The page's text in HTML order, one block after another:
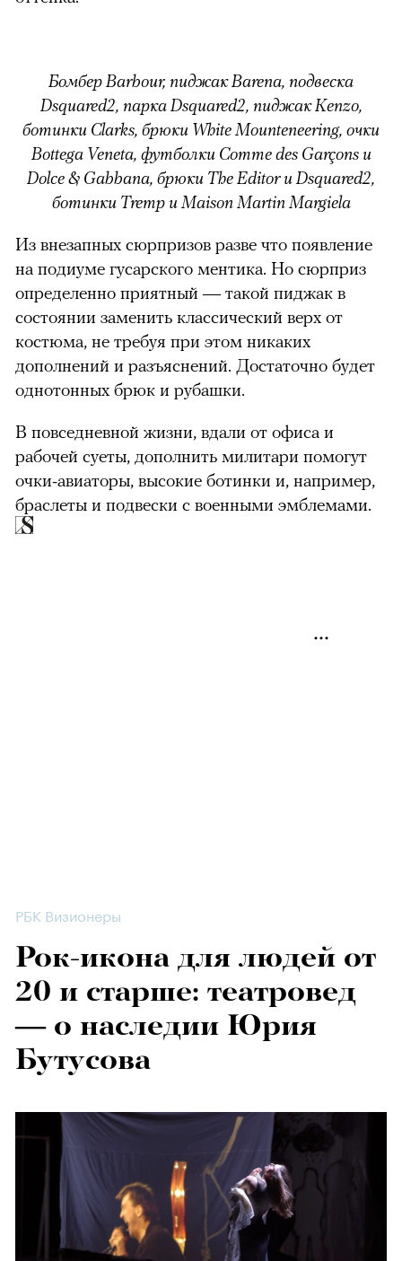
Бомбер Barbour, пиджак Barena, подвеска
Dsquared2, парка Dsquared2, пиджак Kenzo,
ботинки Clarks, брюки White Mounteneering, очки
Bottega Veneta, футболки Comme des Garçons и
Dolce & Gabbana, брюки The Editor и Dsquared2,
ботинки Tremp и Maison Martin Margiela
Из внезапных сюрпризов разве что появление
на подиуме гусарского ментика. Но сюрприз
определенно приятный — такой пиджак в
состоянии заменить классический верх от
костюма, не требуя при этом никаких
дополнений и разъяснений. Достаточно будет
однотонных брюк и рубашки.
В повседневной жизни, вдали от офиса и
рабочей суеты, дополнить милитари помогут
очки-авиаторы, высокие ботинки и, например,
браслеты и подвески с военными эмблемами.
РБК Визионеры
Рок-икона для людей от
20 и старше: театровед
— о наследии Юрия
Бутусова